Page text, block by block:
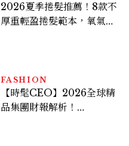
2026夏季捲髮推薦！8款不
厚重輕盈捲髮範本，氧氣層
FASHION
【時髦CEO】2026全球精
品集團財報解析！